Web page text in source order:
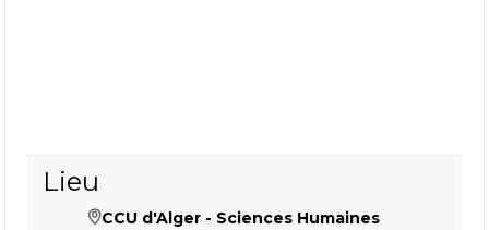
Lieu
CCU d'Alger - Sciences Humaines